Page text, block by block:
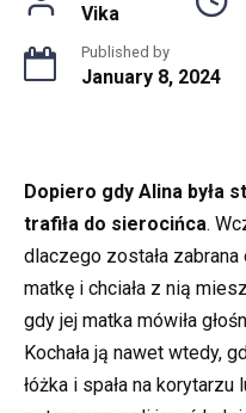
Vika
Published by
January 8, 2024
Dopiero gdy Alina była
trafiła do sierocińca.
dlaczego została zabrana
matkę i chciała z nią
gdy jej matka mówiła
Kochała ją nawet wtedy,
łóżka i spała na